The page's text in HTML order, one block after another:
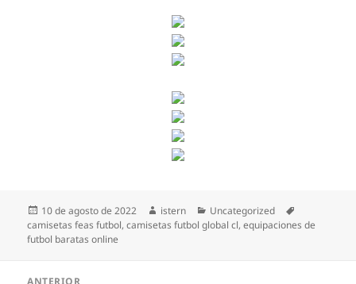
Publicado
el
10 de agosto de 2022 Autor
istern Categorías
Uncategorized
camisetas feas futbol,camisetas futbol global cl,equipaciones de
futbol baratas online